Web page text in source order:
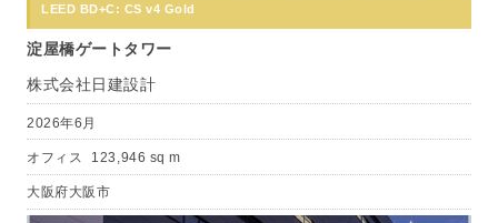
LEED BD+C: CS v4 Gold
淀屋橋ゲートタワー
株式会社日建設計
2026年6月
オフィス 123,946 sq m
大阪府大阪市